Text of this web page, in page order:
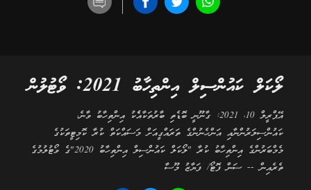
ލޯކަލް ކައުންސިލް އިންތިހާބު 2021: ވޯޓުލުން
އޭޕްރީލް 10، 2021: ގާނޫނީ ބޮޑެތި ބާރުތަކާއެެކު އިންތިހާބު ވާނެ،
ކައުންސިލަރުންނާއި އަންހެނުންގެ ތަރައްގީއަށް މަސައްކަތް ކުރާ ކޮމިޓީތަކުގެ
މެމްބަރުންގެ އިންތިހާބު ކުރާ "ލޯކަލް ކައުންސިލް އިންތިހާބު 2020"ގެ ވޯޓުލުމުގެ
ތެރެއިން -- ސަން ފޮޓޯ/ ފަޔާޒު މޫސާ